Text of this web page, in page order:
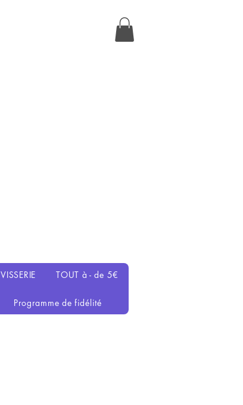
VISSERIE TOUT à - de 5€
Programme de fidélité